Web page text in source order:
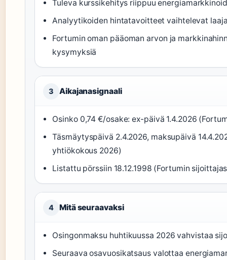
Tuleva kurssikehitys riippuu
Analyytikoiden hintatavoitteet vaihtelevat
Fortumin oman pääoman arvon ja
kysymyksiä
3 Aikajanasignaali
Osinko 0,74 €/osake: ex-päivä 1.4.2026
Täsmäytyspäivä 2.4.2026, maksupäivä
yhtiökokous 2026)
Listattu pörssiin 18.12.1998 (Fortumin
4 Mitä seuraavaksi
Osingonmaksu huhtikuussa 2026 vahvistaa
Seuraava osavuosikatsaus valottaa